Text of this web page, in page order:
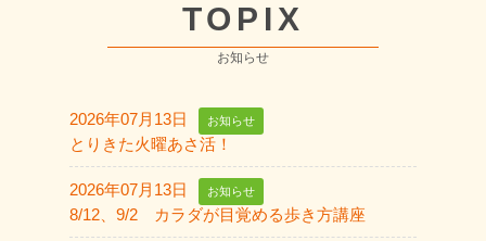
TOPIX
お知らせ
2026年07月13日 お知らせ
とりきた火曜あさ活！
2026年07月13日 お知らせ
8/12、9/2 カラダが目覚める歩き方講座